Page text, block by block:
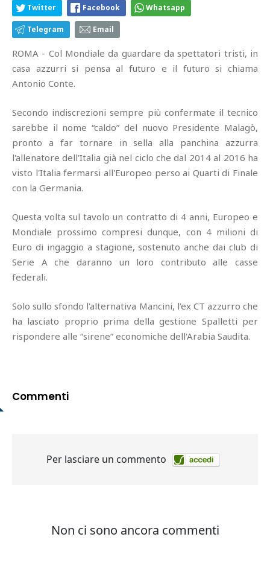
Twitter Facebook Whatsapp
Telegram Email
ROMA - Col Mondiale da guardare da spettatori tristi, in
casa azzurri si pensa al futuro e il futuro si chiama
Antonio Conte.
Secondo indiscrezioni sempre più confermate il tecnico
sarebbe il nome “caldo” del nuovo Presidente Malagò,
pronto a far tornare in sella alla panchina azzurra
l'allenatore dell'Italia già nel ciclo che dal 2014 al 2016 ha
visto l'Italia fermarsi all'Europeo perso ai Quarti di Finale
con la Germania.
Questa volta sul tavolo un contratto di 4 anni, Europeo e
Mondiale prossimo compresi dunque, con 4 milioni di
Euro di ingaggio a stagione, sostenuto anche dai club di
Serie A che daranno un loro contributo alle casse
federali.
Solo sullo sfondo l'alternativa Mancini, l'ex CT azzurro che
ha lasciato proprio prima della gestione Spalletti per
rispondere alle “sirene” economiche dell'Arabia Saudita.
Commenti